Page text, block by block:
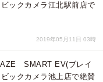
ックカメラ江北駅前店で
2019年05月11日 03時
SMART EV(ブレイ
ックカメラ池上店で絶賛